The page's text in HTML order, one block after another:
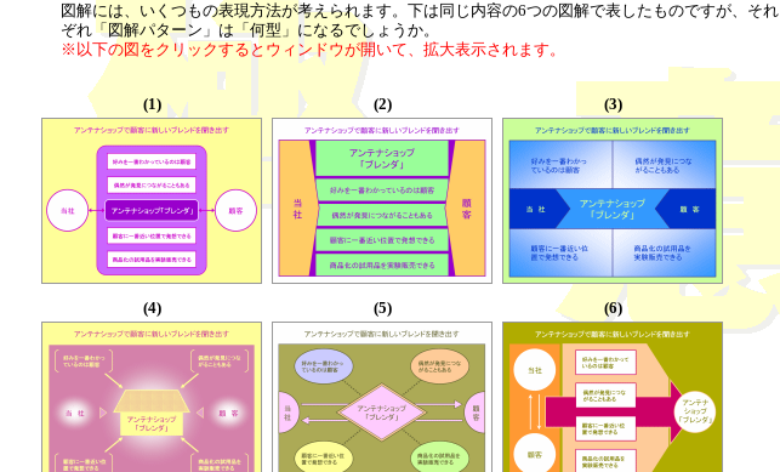
図解には、いくつもの表現方法が考えられます。下は同じ内容の6つの図解で表したものですが、それ
ぞれ「図解パターン」は「何型」になるでしょうか。
※以下の図をクリックするとウィンドウが開いて、拡大表示されます。
(1) (2) (3)
(4) (5) (6)